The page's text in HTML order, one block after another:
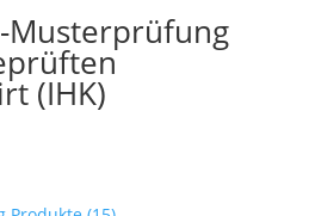
Musterprüfung
(IHK)